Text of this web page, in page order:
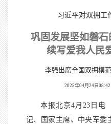
习近平对双拥工
巩固发展坚如磐
续写爱我人民
李强出席全国双拥模
2025年04月24日
本报北京4月23日电
记、国家主席、中央军委